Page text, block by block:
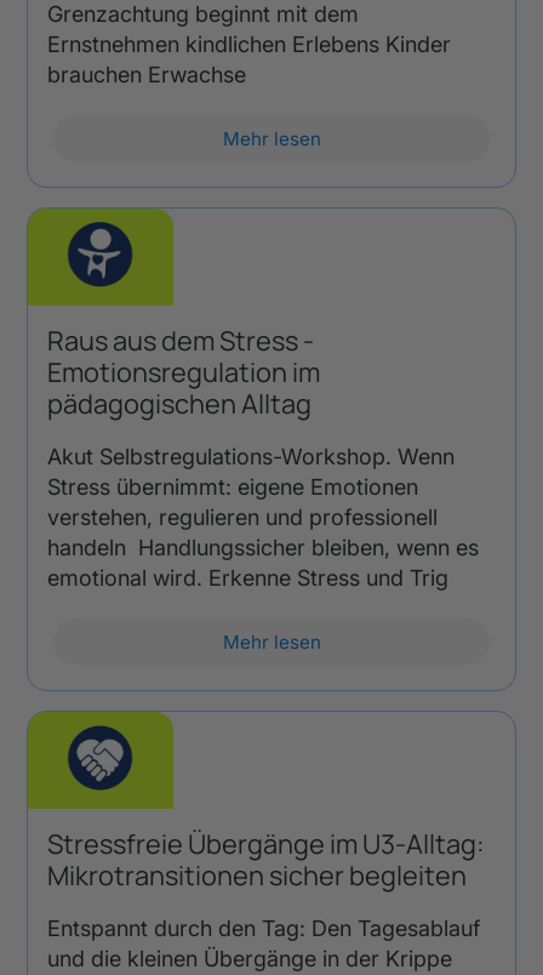
Grenzachtung beginnt mit dem
Ernstnehmen kindlichen Erlebens Kinder
brauchen Erwachse
Mehr lesen
Raus aus dem Stress -
Emotionsregulation im
pädagogischen Alltag
Akut Selbstregulations-Workshop. Wenn
Stress übernimmt: eigene Emotionen
verstehen, regulieren und professionell
handeln Handlungssicher bleiben, wenn es
emotional wird. Erkenne Stress und Trig
Mehr lesen
Stressfreie Übergänge im U3-Alltag:
Mikrotransitionen sicher begleiten
Entspannt durch den Tag: Den Tagesablauf
und die kleinen Übergänge in der Krippe